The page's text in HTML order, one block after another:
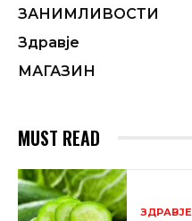
ЗАНИМЛИВОСТИ
Здравје
МАГАЗИН
MUST READ
ЗДРАВЈЕ